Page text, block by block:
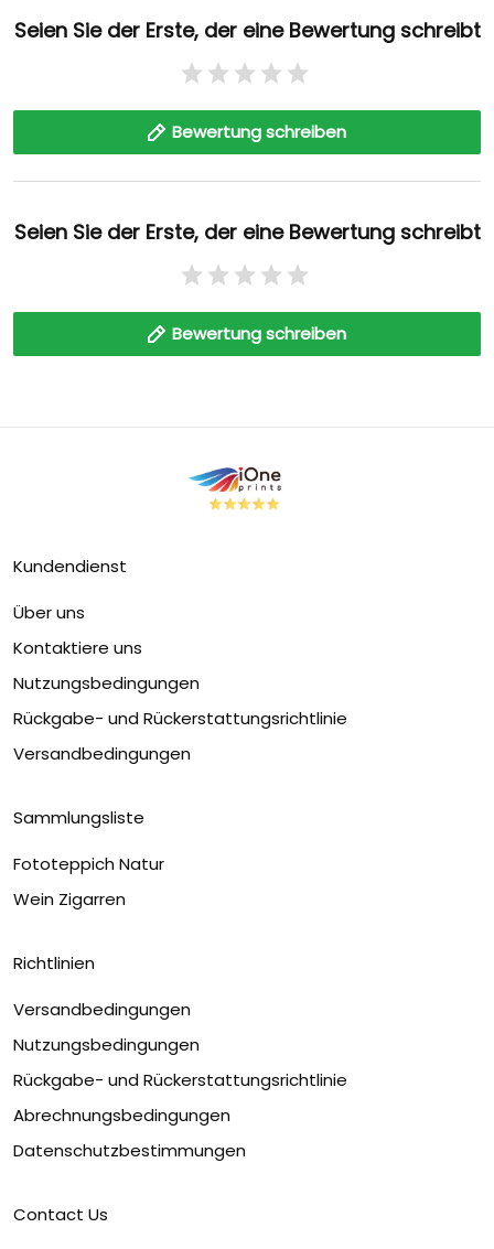
Seien Sie der Erste, der eine Bewertung schreibt
Bewertung schreiben
Seien Sie der Erste, der eine Bewertung schreibt
Bewertung schreiben
Kundendienst
Über uns
Kontaktiere uns
Nutzungsbedingungen
Rückgabe- und Rückerstattungsrichtlinie
Versandbedingungen
Sammlungsliste
Fototeppich Natur
Wein Zigarren
Richtlinien
Versandbedingungen
Nutzungsbedingungen
Rückgabe- und Rückerstattungsrichtlinie
Abrechnungsbedingungen
Datenschutzbestimmungen
Contact Us